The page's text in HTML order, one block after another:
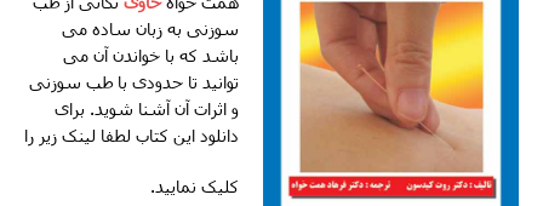
سوزنی به زبان ساده می
باشد که با خواندن آن می
توانید تا حدودی با طب سوزنی
و اثرات آن آشنا شوید. برای
دانلود این کتاب لطفا لینک زیر را
کلیک نمایید.